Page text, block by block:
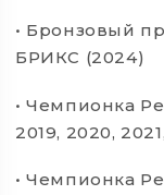
• Бронзовый
БРИКС (2024)
• Чемпионка
2019, 2020,
• Чемпионка